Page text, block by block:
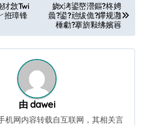
敜Twi
拰璋锋
娆х洘鍙嶅瀯鏂?柊娉
曟?鍙?兘绂佹?鑻规灉
棰勮?搴旂敤绋嬪簭
由 dawei
机网内容转载自互联网，其相关言